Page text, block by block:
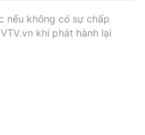
nếu không có sự chấp
khi phát hành lại